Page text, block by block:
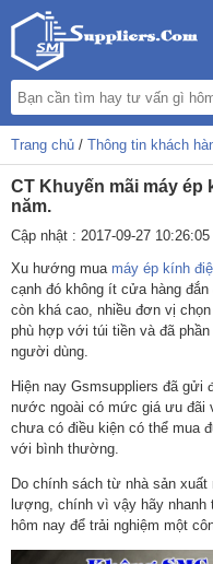
Trang chủ / Thông tin khách
CT Khuyến mãi máy
năm.
Cập nhật : 2017-09-27
Xu hướng mua máy ép kính
cạnh đó không ít cửa hàng
còn khá cao, nhiều đơn vị
phù hợp với túi tiền và đã
người dùng.
Hiện nay Gsmsuppliers đã gửi
nước ngoài có mức giá ưu đãi
chưa có điều kiện có thể mua
với bình thường.
Do chính sách từ nhà sản
lượng, chính vì vậy hãy nhanh
hôm nay để trải nghiệm một